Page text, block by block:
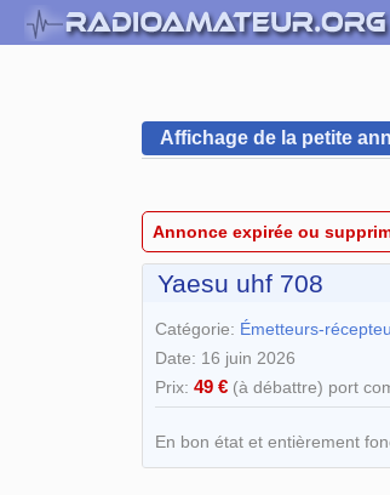
Affichage de la petite
Annonce expirée ou
Yaesu uhf 708
Catégorie: Émetteurs-
Date: 16 juin 2026
Prix: 49 € (à débattre) port
En bon état et entièrement